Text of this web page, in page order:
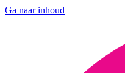
Ga naar inhoud